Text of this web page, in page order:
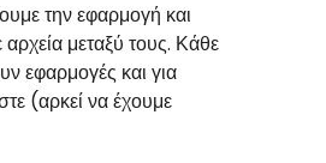
την εφαρμογή και
μεταξύ τους. Κάθε
εφαρμογές και για
(αρκεί να έχουμε